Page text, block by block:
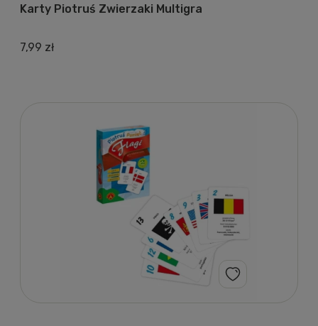
Karty Piotruś Zwierzaki Multigra
7,99 zł